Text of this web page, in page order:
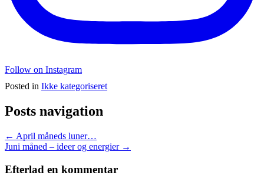
Follow on Instagram
Posted in Ikke kategoriseret
Posts navigation
← April måneds luner…
Juni måned – ideer og energier →
Efterlad en kommentar